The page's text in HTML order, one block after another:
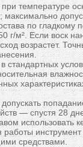
температуре
максимально
по гладкому
г/м². Если воск
возрастет.
стандартных
— спустя 28
использовать
средствами.